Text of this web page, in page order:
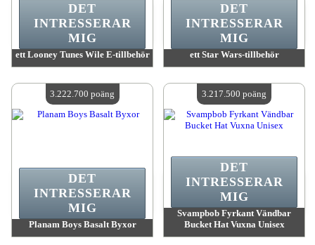
ett Looney Tunes Wile E-tillbehör
Antal tillgängliga:4
DET
INTRESSERAR
MIG
ett Star Wars-tillbehör
Antal tillgängliga:4
DET
INTRESSERAR
MIG
Planam Boys Basalt Byxor
DET
INTRESSERAR
MIG
3.222.700 poäng
Svampbob Fyrkant Vändbar
Bucket Hat Vuxna Unisex
DET
INTRESSERAR
MIG
3.217.500 poäng